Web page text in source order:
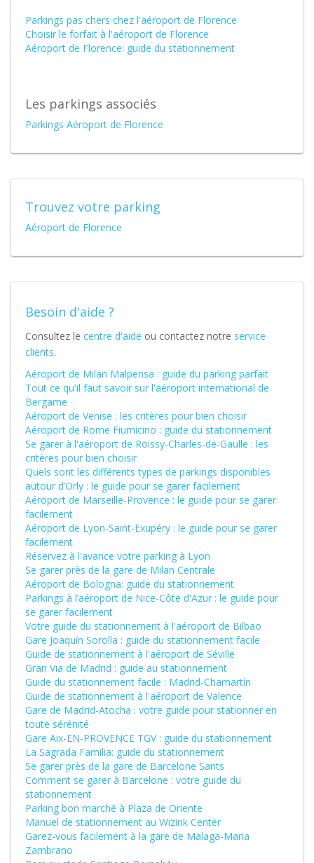
Parkings pas chers chez l'aéroport de Florence
Choisir le forfait à l'aéroport de Florence
Aéroport de Florence: guide du stationnement
Les parkings associés
Parkings Aéroport de Florence
Trouvez votre parking
Aéroport de Florence
Besoin d'aide ?
Consultez le centre d'aide ou contactez notre service
clients.
Aéroport de Milan Malpensa : guide du parking parfait
Tout ce qu'il faut savoir sur l'aéroport international de
Bergame
Aéroport de Venise : les critères pour bien choisir
Aéroport de Rome Fiumicino : guide du stationnement
Se garer à l'aéroport de Roissy-Charles-de-Gaulle : les
critères pour bien choisir
Quels sont les différents types de parkings disponibles
autour d’Orly : le guide pour se garer facilement
Aéroport de Marseille-Provence : le guide pour se garer
facilement
Aéroport de Lyon-Saint-Exupéry : le guide pour se garer
facilement
Réservez à l'avance votre parking à Lyon
Se garer près de la gare de Milan Centrale
Aéroport de Bologna: guide du stationnement
Parkings à l’aéroport de Nice-Côte d'Azur : le guide pour
se garer facilement
Votre guide du stationnement à l'aéroport de Bilbao
Gare Joaquín Sorolla : guide du stationnement facile
Guide de stationnement à l'aéroport de Séville
Gran Via de Madrid : guide au stationnement
Guide du stationnement facile : Madrid-Chamartín
Guide de stationnement à l'aéroport de Valence
Gare de Madrid-Atocha : votre guide pour stationner en
toute sérénité
Gare Aix-EN-PROVENCE TGV : guide du stationnement
La Sagrada Familia: guide du stationnement
Se garer près de la gare de Barcelone Sants
Comment se garer à Barcelone : votre guide du
stationnement
Parking bon marché à Plaza de Oriente
Manuel de stationnement au Wizink Center
Garez-vous facilement à la gare de Malaga-Maria
Zambrano